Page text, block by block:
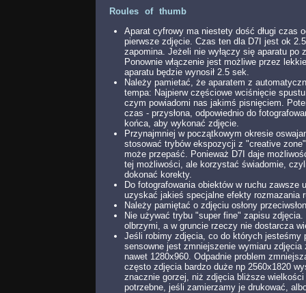
Roules of thumb
Aparat cyfrowy ma niestety dość długi czas
pierwsze zdjęcie. Czas ten dla D7I jest ok
zapomina. Jeżeli nie wyłączy się aparatu
Ponownie włączenie jest możliwe przez
aparatu będzie wynosił 2.5 sek.
Należy pamietać, że aparatem z
tempa: Najpierw częściowe wciśnięcie
czym powiadomi nas jakimś pisnięciem.
czas - przysłona, odpowiednio do
końca, aby wykonać zdjęcie.
Przynajmniej w początkowym okresie
stosować trybów ekspozycji z "creative
może przepaść. Ponieważ D7I daje
tej możliwości, ale korzystać świadomie,
dokonać korekty.
Do fotografowania obiektów w ruchu
uzyskać jakieś specjalne efekty rozmazania
Należy pamiętać o zdjęciu osłony
Nie używać trybu "super fine" zapisu
olbrzymi, a w gruncie rzeczy nie dostarcza
Jeśli robimy zdjęcia, co do których jesteśmy
sensowne jest zmniejszenie wymiaru
nawet 1280x960. Odpadnie problem
często zdjęcia bardzo duże np 2560x1820
znacznie gorzej, niż zdjęcia bliższe
potrzebne, jeśli zamierzamy je drukować,